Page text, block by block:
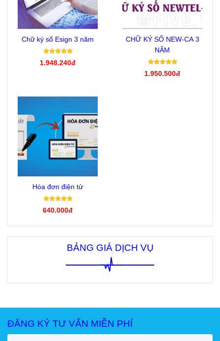
Chữ ký số Esign 3 năm
1.948.240đ
CHỮ KÝ SỐ NEW-CA 3
NĂM
1.950.500đ
Hóa đơn điện tử
640.000đ
BẢNG GIÁ DỊCH VỤ
ĐĂNG KÝ TƯ VẤN MIỄN PHÍ